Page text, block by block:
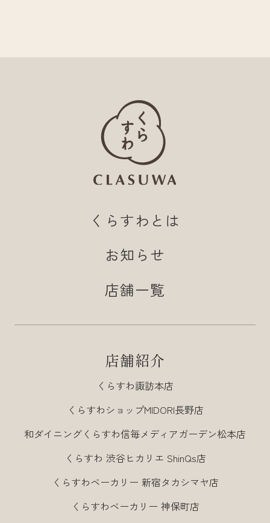
くらすわとは
お知らせ
店舗一覧
店舗紹介
くらすわ諏訪本店
くらすわショップMIDORI長野店
和ダイニングくらすわ信毎メディアガーデン松本店
くらすわ 渋谷ヒカリエ ShinQs店
くらすわベーカリー 新宿タカシマヤ店
くらすわベーカリー 神保町店